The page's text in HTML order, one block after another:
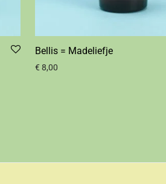
Bellis = Madeliefje
€ 8,00